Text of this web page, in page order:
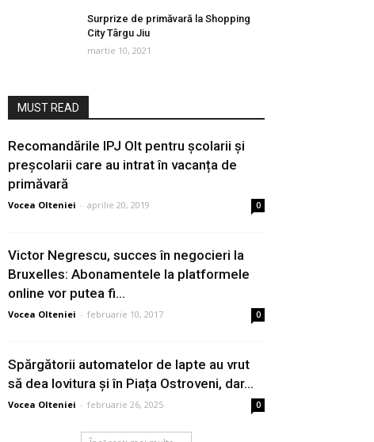
Surprize de primăvară la Shopping
City Târgu Jiu
martie 10, 2021
MUST READ
Recomandările IPJ Olt pentru școlarii și
preșcolarii care au intrat în vacanța de
primăvară
Vocea Olteniei - aprilie 20, 2019 0
Victor Negrescu, succes în negocieri la
Bruxelles: Abonamentele la platformele
online vor putea fi...
Vocea Olteniei - februarie 10, 2017 0
Spărgătorii automatelor de lapte au vrut
să dea lovitura și în Piața Ostroveni, dar...
Vocea Olteniei - februarie 26, 2025 0